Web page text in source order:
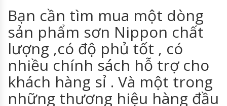
Bạn cần tìm mua một dòng
sản phẩm sơn Nippon chất
lượng ,có độ phủ tốt , có
nhiều chính sách hỗ trợ cho
khách hàng sỉ . Và một trong
những thương hiệu hàng đầu